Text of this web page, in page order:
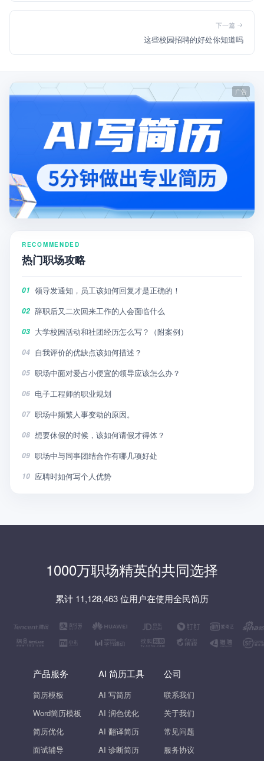
下一篇
这些校园招聘的好处你知道吗
RECOMMENDED
热门职场攻略
01 领导发通知，员工该如何回复才是正确的！
02 辞职后又二次回来工作的人会面临什么
03 大学校园活动和社团经历怎么写？（附案例）
04 自我评价的优缺点该如何描述？
05 职场中面对爱占小便宜的领导应该怎么办？
06 电子工程师的职业规划
07 职场中频繁人事变动的原因。
08 想要休假的时候，该如何请假才得体？
09 职场中与同事团结合作有哪几项好处
10 应聘时如何写个人优势
1000万职场精英的共同选择
累计 11,128,463 位用户在使用全民简历
产品服务
简历模板
Word简历模板
简历优化
面试辅导
AI 简历工具
AI 写简历
AI 润色优化
AI 翻译简历
AI 诊断简历
公司
联系我们
关于我们
常见问题
服务协议